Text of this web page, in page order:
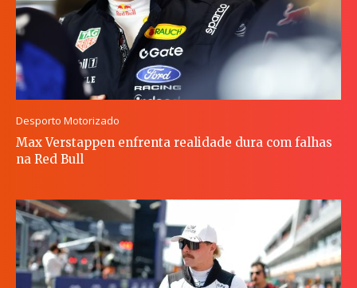
Desporto Motorizado
Max Verstappen enfrenta realidade dura com falhas
na Red Bull